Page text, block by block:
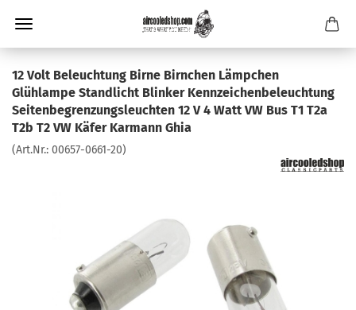
12 Volt Beleuchtung Birne Birnchen Lämpchen
Glühlampe Standlicht Blinker Kennzeichenbeleuchtung
Seitenbegrenzungsleuchten 12 V 4 Watt VW Bus T1 T2a
T2b T2 VW Käfer Karmann Ghia
(Art.Nr.: 00657-0661-20)